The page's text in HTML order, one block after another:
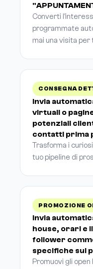
Converti
programmate
mai una visita
CONSEGNA
Invia
virtuali o
potenziali
contatti prima
Trasforma i
tuo pipeline di
PROMOZIONE
Invia
house, orari e
follower
specifiche sui
Promuovi gli